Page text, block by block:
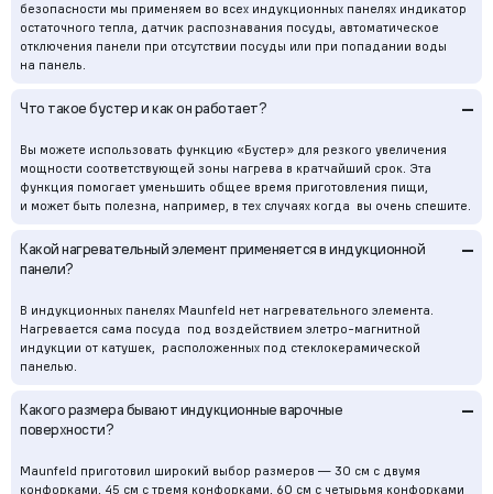
безопасности мы применяем во всех индукционных панелях индикатор
остаточного тепла, датчик распознавания посуды, автоматическое
отключения панели при отсутствии посуды или при попадании воды
на панель.
Что такое бустер и как он работает? –
Вы можете использовать функцию «Бустер» для резкого увеличения
мощности соответствующей зоны нагрева в кратчайший срок. Эта
функция помогает уменьшить общее время приготовления пищи,
и может быть полезна, например, в тех случаях когда вы очень спешите.
Какой нагревательный элемент применяется в индукционной
панели?
–
В индукционных панелях Maunfeld нет нагревательного элемента.
Нагревается сама посуда под воздействием элетро-магнитной
индукции от катушек, расположенных под стеклокерамической
панелью.
Какого размера бывают индукционные варочные
поверхности?
–
Maunfeld приготовил широкий выбор размеров — 30 см с двумя
конфорками, 45 см с тремя конфорками, 60 см с четырьмя конфорками